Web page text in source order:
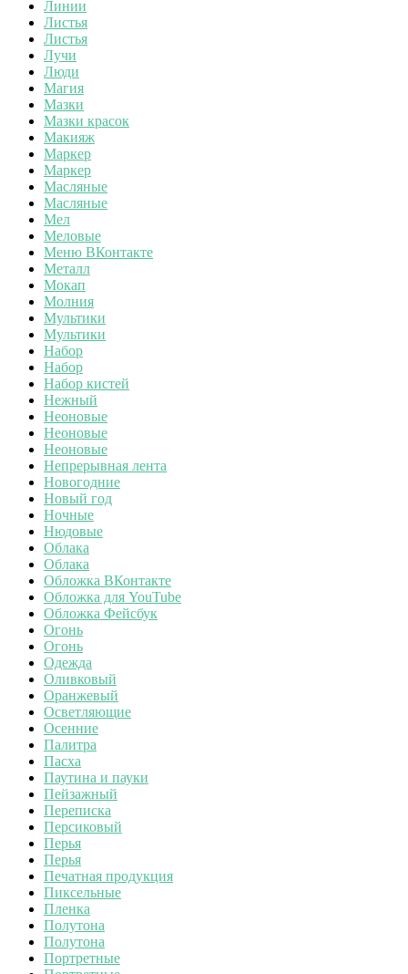
Линии
Листья
Листья
Лучи
Люди
Магия
Мазки
Мазки красок
Макияж
Маркер
Маркер
Масляные
Масляные
Мел
Меловые
Меню ВКонтакте
Металл
Мокап
Молния
Мультики
Мультики
Набор
Набор
Набор кистей
Нежный
Неоновые
Неоновые
Неоновые
Непрерывная лента
Новогодние
Новый год
Ночные
Нюдовые
Облака
Облака
Обложка ВКонтакте
Обложка для YouTube
Обложка Фейсбук
Огонь
Огонь
Одежда
Оливковый
Оранжевый
Осветляющие
Осенние
Палитра
Пасха
Паутина и пауки
Пейзажный
Переписка
Персиковый
Перья
Перья
Печатная продукция
Пиксельные
Пленка
Полутона
Полутона
Портретные